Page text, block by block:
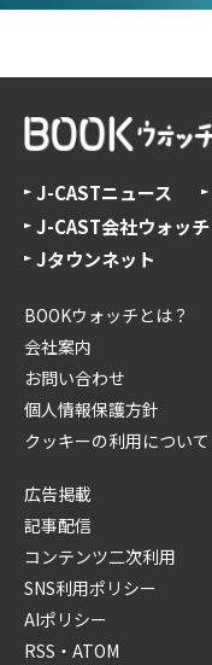
J-CASTニュース
J-CAST会社ウォッチ
Jタウンネット
BOOKウォッチとは？
会社案内
お問い合わせ
個人情報保護方針
クッキーの利用について
広告掲載
記事配信
コンテンツ二次利用
SNS利用ポリシー
AIポリシー
RSS・ATOM